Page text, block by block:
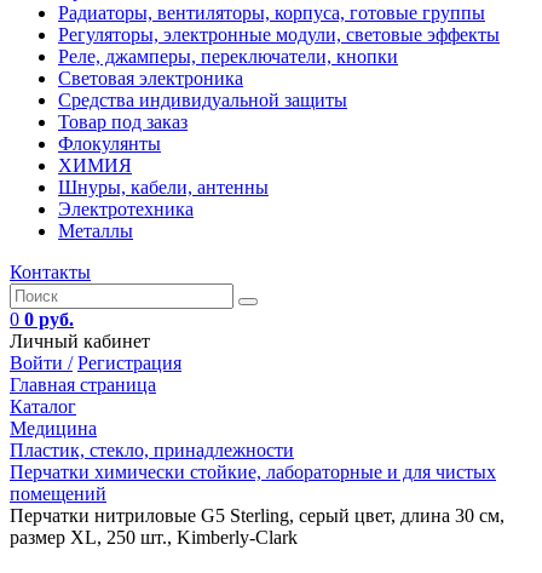
Радиаторы, вентиляторы, корпуса, готовые группы
Регуляторы, электронные модули, световые эффекты
Реле, джамперы, переключатели, кнопки
Световая электроника
Средства индивидуальной защиты
Товар под заказ
Флокулянты
ХИМИЯ
Шнуры, кабели, антенны
Электротехника
Металлы
Контакты
0 0 руб.
Личный кабинет
Войти / Регистрация
Главная страница
Каталог
Медицина
Пластик, стекло, принадлежности
Перчатки химически стойкие, лабораторные и для чистых
помещений
Перчатки нитриловые G5 Sterling, серый цвет, длина 30 см,
размер XL, 250 шт., Kimberly-Clark